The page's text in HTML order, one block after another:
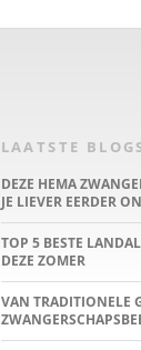
LAATSTE
DEZE HEMA
JE LIEVER EERDER
TOP 5 BESTE
DEZE ZOMER
VAN TRADITIONELE